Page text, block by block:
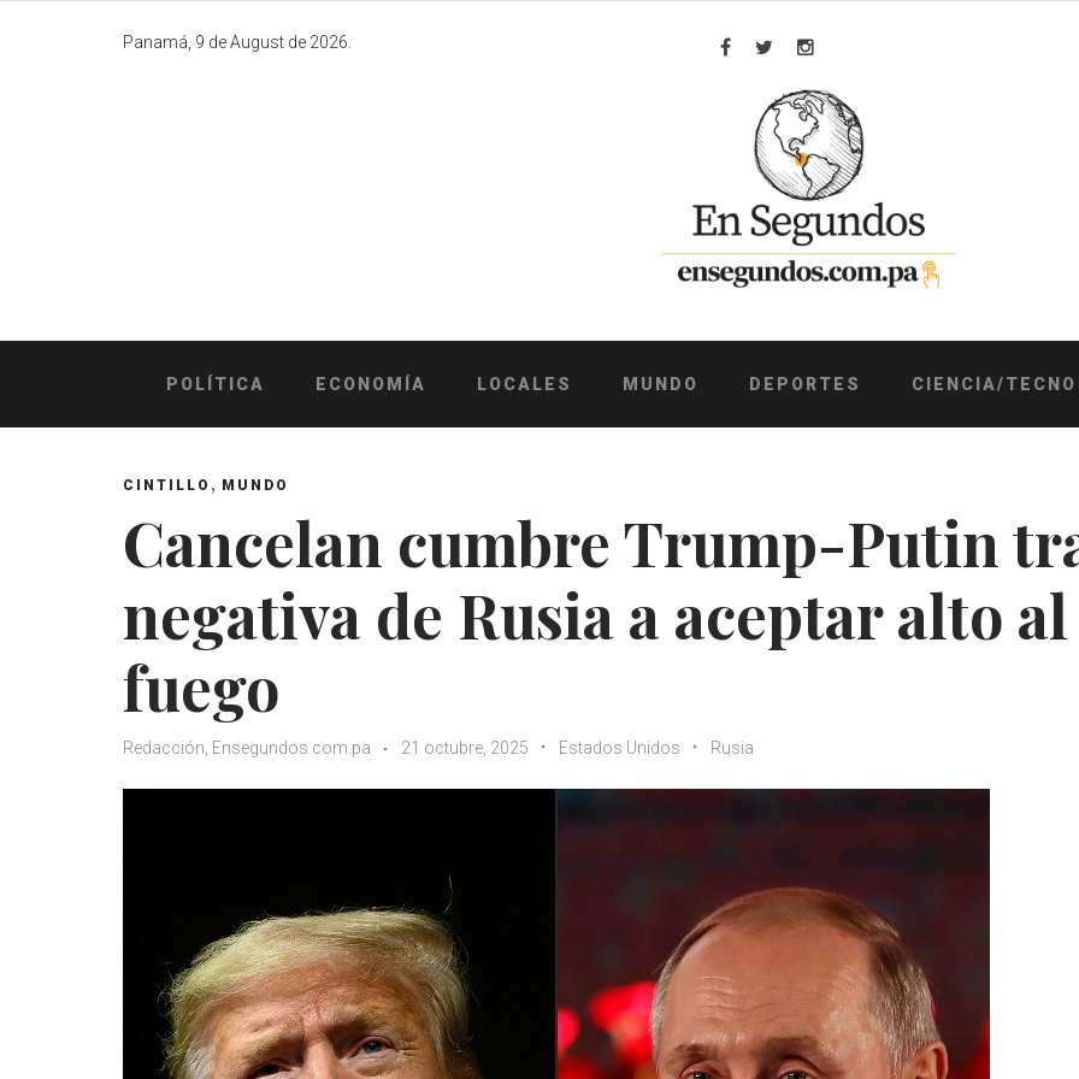
Panamá, 9 de August de 2026.
Facebook
TwitterInstagram
POLÍTICA ECONOMÍA LOCALES MUNDO DEPORTES CIENCIA/TECNO
CINTILLO , MUNDO
Cancelan cumbre Trump-Putin
negativa de Rusia a aceptar alto al
fuego
Redacción, Ensegundos.com.pa 21 octubre, 2025 Estados Unidos Rusia